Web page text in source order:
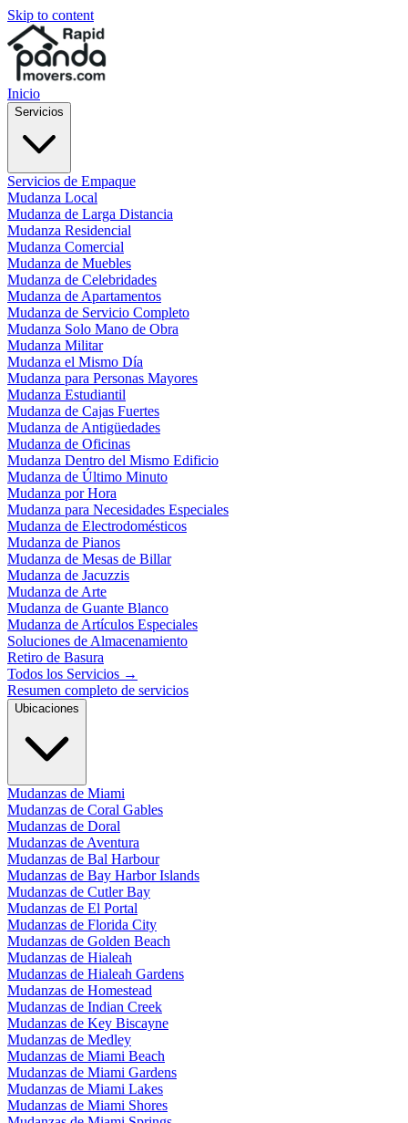
Skip to content
Inicio
Servicios
Servicios de Empaque
Mudanza Local
Mudanza de Larga Distancia
Mudanza Residencial
Mudanza Comercial
Mudanza de Muebles
Mudanza de Celebridades
Mudanza de Apartamentos
Mudanza de Servicio Completo
Mudanza Solo Mano de Obra
Mudanza Militar
Mudanza el Mismo Día
Mudanza para Personas Mayores
Mudanza Estudiantil
Mudanza de Cajas Fuertes
Mudanza de Antigüedades
Mudanza de Oficinas
Mudanza Dentro del Mismo Edificio
Mudanza de Último Minuto
Mudanza por Hora
Mudanza para Necesidades Especiales
Mudanza de Electrodomésticos
Mudanza de Pianos
Mudanza de Mesas de Billar
Mudanza de Jacuzzis
Mudanza de Arte
Mudanza de Guante Blanco
Mudanza de Artículos Especiales
Soluciones de Almacenamiento
Retiro de Basura
Todos los Servicios →
Resumen completo de servicios
Ubicaciones
Mudanzas de Miami
Mudanzas de Coral Gables
Mudanzas de Doral
Mudanzas de Aventura
Mudanzas de Bal Harbour
Mudanzas de Bay Harbor Islands
Mudanzas de Cutler Bay
Mudanzas de El Portal
Mudanzas de Florida City
Mudanzas de Golden Beach
Mudanzas de Hialeah
Mudanzas de Hialeah Gardens
Mudanzas de Homestead
Mudanzas de Indian Creek
Mudanzas de Key Biscayne
Mudanzas de Medley
Mudanzas de Miami Beach
Mudanzas de Miami Gardens
Mudanzas de Miami Lakes
Mudanzas de Miami Shores